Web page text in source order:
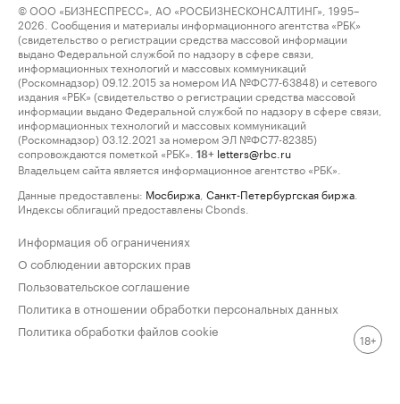
© ООО «БИЗНЕСПРЕСС», АО «РОСБИЗНЕСКОНСАЛТИНГ», 1995–
2026. Сообщения и материалы информационного агентства «РБК»
(свидетельство о регистрации средства массовой информации
выдано Федеральной службой по надзору в сфере связи,
информационных технологий и массовых коммуникаций
(Роскомнадзор) 09.12.2015 за номером ИА №ФС77-63848) и сетевого
издания «РБК» (свидетельство о регистрации средства массовой
информации выдано Федеральной службой по надзору в сфере связи,
информационных технологий и массовых коммуникаций
(Роскомнадзор) 03.12.2021 за номером ЭЛ №ФС77-82385)
сопровождаются пометкой «РБК».
18+ letters@rbc.ru
Владельцем сайта является информационное агентство «РБК».
Данные предоставлены: Мосбиржа Санкт-Петербургская биржа
Индексы облигаций предоставлены Cbonds.
Информация об ограничениях
О соблюдении авторских прав
Пользовательское соглашение
Политика в отношении обработки персональных данных
Политика обработки файлов cookie
18+